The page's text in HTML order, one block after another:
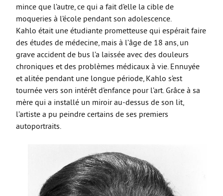
mince que l’autre, ce qui a fait d’elle la cible de
moqueries à l’école pendant son adolescence.
Kahlo était une étudiante prometteuse qui espérait faire
des études de médecine, mais à l’âge de 18 ans, un
grave accident de bus l’a laissée avec des douleurs
chroniques et des problèmes médicaux à vie. Ennuyée
et alitée pendant une longue période, Kahlo s’est
tournée vers son intérêt d’enfance pour l’art. Grâce à sa
mère qui a installé un miroir au-dessus de son lit,
l’artiste a pu peindre certains de ses premiers
autoportraits.